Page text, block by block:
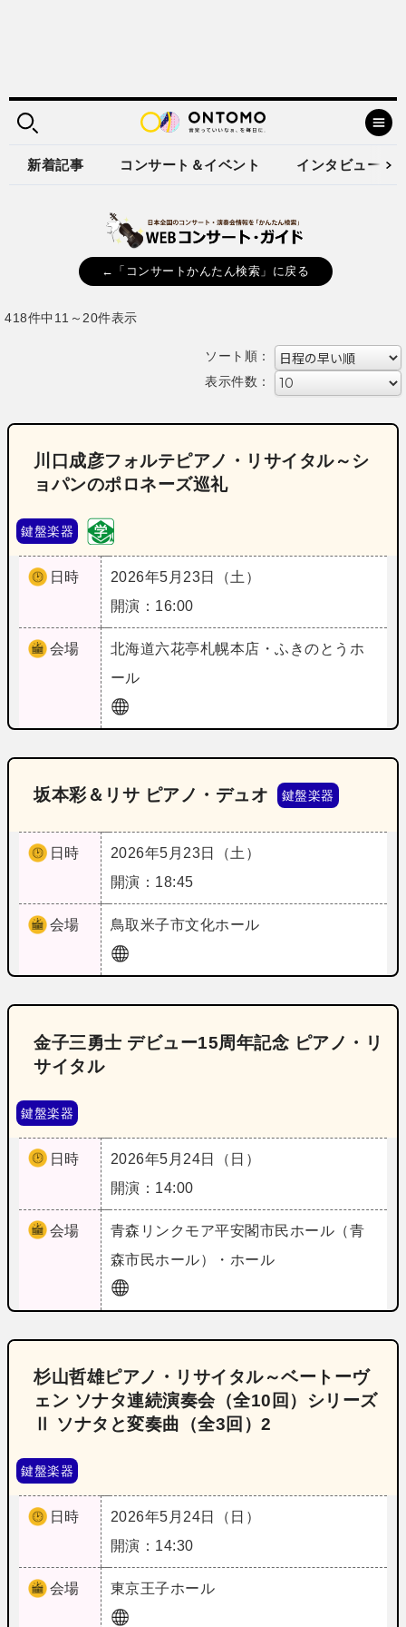
新着記事 コンサート＆イベント インタビュー
←「コンサートかんたん検索」に戻る
418件中11～20件表示
ソート順：
表示件数：
川口成彦フォルテピアノ・リサイタル～シ
ョパンのポロネーズ巡礼
鍵盤楽器
日時
2026年5月23日（土）
開演：16:00
会場 北海道六花亭札幌本店・ふきのとうホ
ール
坂本彩＆リサ ピアノ・デュオ 鍵盤楽器
日時
2026年5月23日（土）
開演：18:45
会場 鳥取米子市文化ホール
金子三勇士 デビュー15周年記念 ピアノ・リ
サイタル
鍵盤楽器
日時
2026年5月24日（日）
開演：14:00
会場 青森 リンクモア平安閣市民ホール（青
森市民ホール）・ホール
杉山哲雄ピアノ・リサイタル～ベートーヴ
ェン ソナタ連続演奏会（全10回）シリーズ
Ⅱ ソナタと変奏曲（全3回）2
鍵盤楽器
日時
2026年5月24日（日）
開演：14:30
会場 東京王子ホール